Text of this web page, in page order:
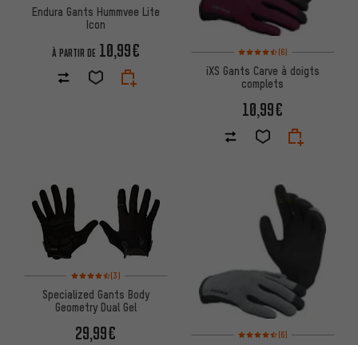
Endura Gants Hummvee Lite
Icon
À PARTIR DE 10,99€ Note moyenne : 4,5 sur 5
(6)
iXS Gants Carve à doigts
complets
10,99€
Note moyenne : 4,5 sur 5 d'après 3 avis
(3)
Specialized Gants Body
Geometry Dual Gel
29,99€ Note moyenne : 4,5 sur 5
(6)